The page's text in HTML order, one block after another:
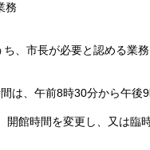
務
、市長が必要と認める業務
は、午前8時30分から午後9
館時間を変更し、又は臨